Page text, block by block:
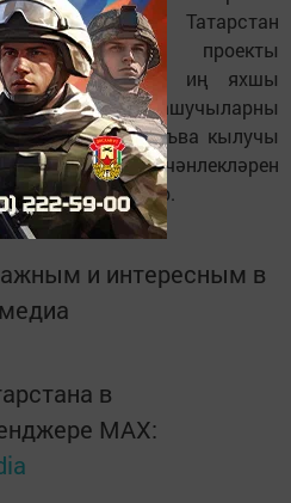
залында Татарстан
милли проекты
торган «Елның иң яхшы
катнашучыларны
исемгә дәгъва кылучы
һөнәри эшчәнлекләрен
итәчәкләр.
и интересным в
в
MАХ: